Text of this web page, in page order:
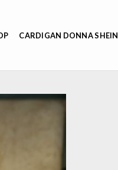
CARDIGAN DONNA SHEIN